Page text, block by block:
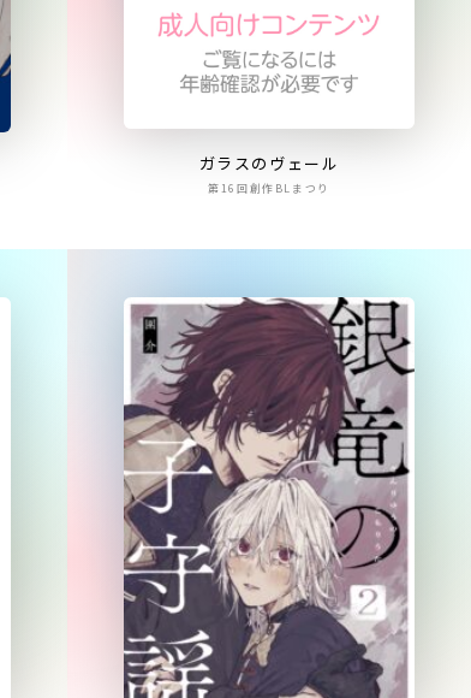
ガラスのヴェール
第16回創作BLまつり